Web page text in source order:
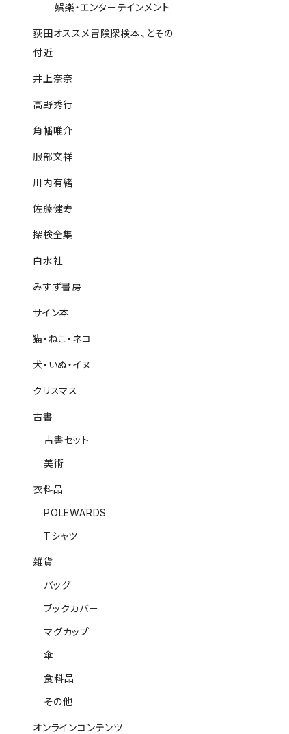
娯楽・エンターテインメント
荻田オススメ冒険探検本、とその
付近
井上奈奈
高野秀行
角幡唯介
服部文祥
川内有緒
佐藤健寿
探検全集
白水社
みすず書房
サイン本
猫・ねこ・ネコ
犬・いぬ・イヌ
クリスマス
古書
古書セット
美術
衣料品
POLEWARDS
Tシャツ
雑貨
バッグ
ブックカバー
マグカップ
傘
食料品
その他
オンラインコンテンツ